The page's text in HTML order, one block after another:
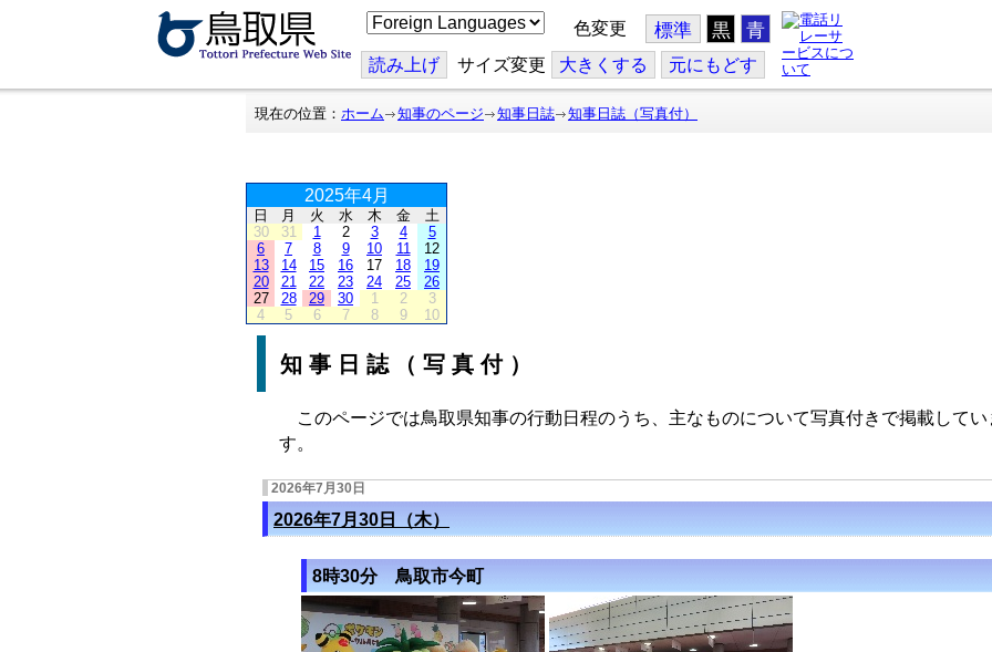
こ
の
ジ
を
翻
色変更 標準 黒 青
読み上げ サイズ変更 大きくする 元にもどす
現在の位置： ホーム 知事のページ 知事日誌 知事日誌（写真付）
2025年4月
日 月 火 水 木 金
土
30
31 1 2 3 4
5
6
7 8 9 10 11
12
13
14 15 16 17 18
19
20
21 22 23 24 25
26
27
28 29 30 1 2
3
4
5 6 7 8 9 10
知事日誌（写真付）
このページでは鳥取県知事の行動日程のうち、主なものについて写真付きで掲載してい
す。
2026年7月30日
2026年7月30日（木）
8時30分 鳥取市今町